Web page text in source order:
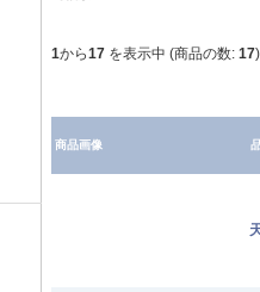
1から17 を表示中 (商品の数: 17)
商品画像